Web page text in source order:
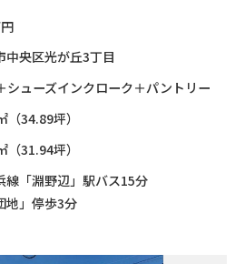
中央区光が丘3丁目
シューズインクローク＋パントリー
（34.89坪）
（31.94坪）
線「淵野辺」駅バス15分
地」停歩3分